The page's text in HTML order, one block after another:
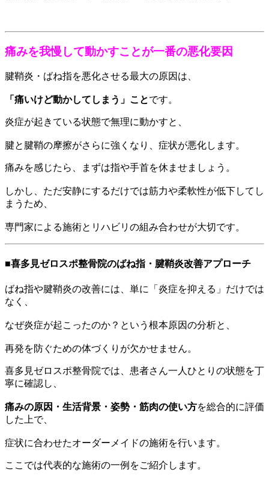
痛みを我慢して動かすことが一番の悪化要因
腱鞘炎・ばね指を悪化させる最大の原因は、
「痛いけど動かしてしまう」ことです。
炎症が起きている状態で無理に動かすと、
腱と腱鞘の摩擦がさらに強くなり、症状が悪化します。
痛みを感じたら、まずは指や手首を休ませましょう。
しかし、ただ安静にするだけでは筋力や柔軟性が低下してし
まうため、
専門家による施術とリハビリの組み合わせが大切です。
■喜多見ゼロスポ整骨院のばね指・腱鞘炎改善アプローチ
ばね指や腱鞘炎の改善には、単に「炎症を抑える」だけでは
なく、
なぜ炎症が起こったのか？という根本原因の分析と、
再発を防ぐための体づくりが欠かせません。
喜多見ゼロスポ整骨院では、患者さん一人ひとりの状態を丁
寧に確認し、
痛みの原因・生活背景・姿勢・筋肉の使い方を総合的に評価
した上で、
症状に合わせたオーダーメイドの施術を行います。
ここでは代表的な施術の一例をご紹介します。